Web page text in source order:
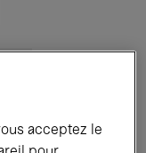
acceptez le